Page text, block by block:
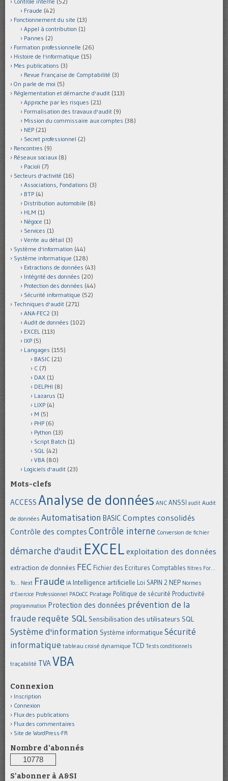
Fraude (42)
Fonctionnement du site (13)
Appel à contribution (1)
Pannes (2)
Formation professionnelle (26)
Histoire de l'informatique (15)
Mes publications (3)
Revue Française de Comptabilité (3)
On parle de moi (5)
Réglementation et démarche d'audit (113)
Approche par les risques (21)
Formalisation des travaux d'audit (9)
Mission du commissaire aux comptes (38)
NEP (21)
Secret professionnel (2)
Rencontres (9)
Réseaux sociaux (8)
Pacioli (7)
Secteurs d'activité (16)
Associations, Fondations (3)
BTP (4)
Distribution automobile (8)
HLM (1)
Négoce (1)
Services (1)
Vente au détail (3)
Système d'information (44)
Système informatique (128)
Extractions de données (43)
Intégrité des données (20)
Protection des données (44)
Sécurité informatique (52)
Techniques d'audit (271)
ANA-FEC2 (3)
Audit de données (102)
EXCEL (113)
IXP (5)
Langages (155)
BASIC (21)
C (7)
DAX (1)
DELPHI (8)
Lazarus (1)
LIXP (4)
M (5)
PHP (6)
Python (13)
Script Batch (1)
SQL (42)
VBA (80)
Logiciels d'audit (23)
Mots-clefs
ACCESS Analyse de données ANC ANSSI audit Audit
de données Automatisation BASIC Comptes consolidés
Contrôle des comptes Contrôle interne Conversion de fichier
démarche d'audit EXCEL exploitation des données
extraction de données FEC Fichier des Ecritures Comptables filtres For...
To... Next Fraude IA Intelligence artificielle Loi SAPIN 2 NEP Normes
d'Exercice Professionnel PADoCC Piratage Politique de sécurité Productivité
programmation Protection des données prévention de la
fraude requête SQL Sensibilisation des utilisateurs SQL
Système d'information Système informatique Sécurité
informatique tableau croisé dynamique TCD Tests conditionnels
traçabilité TVAVBA
Connexion
Inscription
Connexion
Flux des publications
Flux des commentaires
Site de WordPress-FR
Nombre d'abonnés
10778
S'abonner à A&SI